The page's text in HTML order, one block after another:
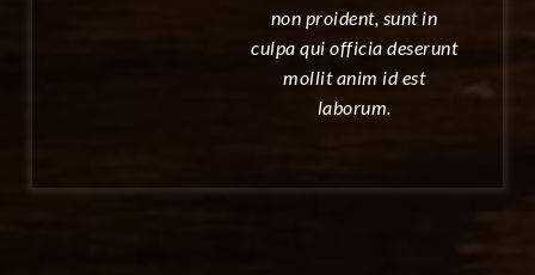
non proident, sunt in
culpa qui officia deserunt
mollit anim id est
laborum.